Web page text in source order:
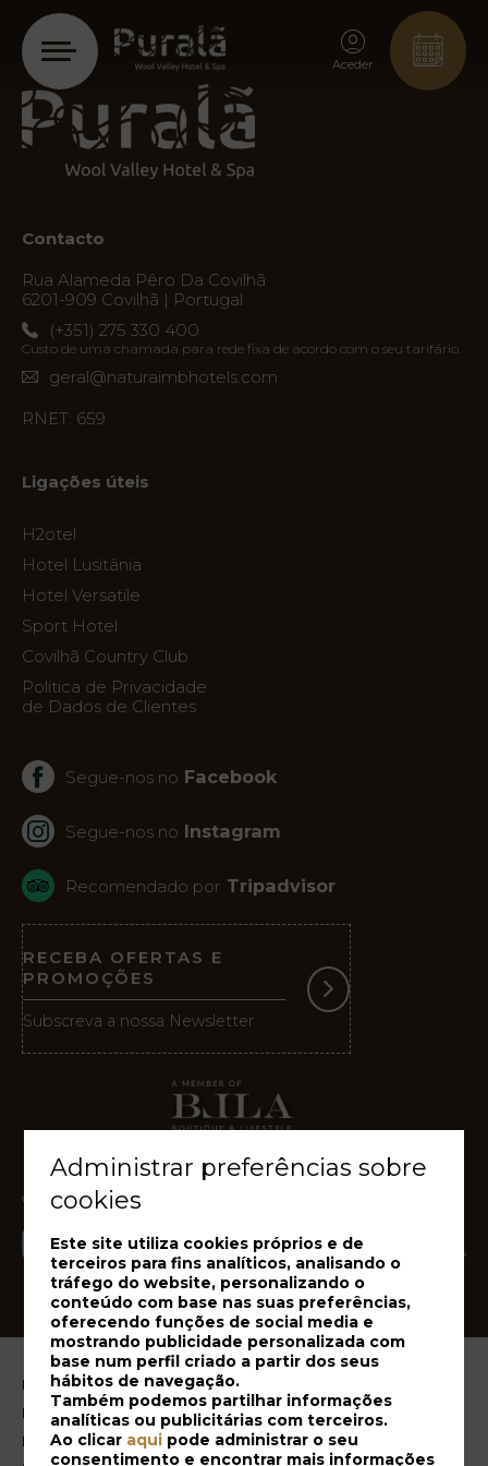
EN
ES
Início
Natura
Clube
& Spa
Serviços
Experiências
My
Destino
de
Vouchers
Contacto
Localização
Notícias
Visita
Virtual
Aceder
Contacto
Rua Alameda Pêro Da Covilhã
6201-909 Covilhã | Portugal
(+351) 275 330 400
Custo de uma chamada para rede fixa de acordo com o seu tarifário.
geral@naturaimbhotels.com
RNET: 659
Ligações úteis
H2otel
Hotel Lusitânia
Hotel Versatile
Sport Hotel
Covilhã Country Club
Politica de Privacidade
de Dados de Clientes
Segue-nos no Facebook
Segue-nos no Instagram
Recomendado por Tripadvisor
RECEBA OFERTAS E
PROMOÇÕES
Subscreva a nossa Newsletter
Notícia legal
Política de Cookies
Livro de Reclamações
Administrar preferências sobre
cookies
Este site utiliza cookies próprios e de
terceiros para fins analíticos, analisando o
tráfego do website, personalizando o
conteúdo com base nas suas preferências,
oferecendo funções de social media e
mostrando publicidade personalizada com
base num perfil criado a partir dos seus
hábitos de navegação.
Também podemos partilhar informações
analíticas ou publicitárias com terceiros.
Ao clicar aqui pode administrar o seu
consentimento e encontrar mais informações